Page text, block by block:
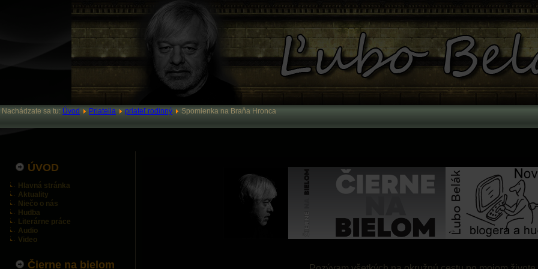
Nachádzate sa tu: Úvod Priatelia priateľ rodinný Spomienka na Braňa Hronca
ÚVOD
Hlavná stránka
Aktuality
Niečo o nás
Hudba
Literárne práce
Audio
Video
Čierne na bielom